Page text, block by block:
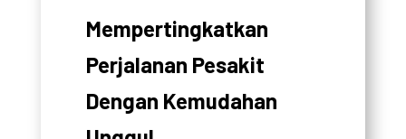
Mempertingkatkan
Perjalanan Pesakit
Dengan Kemudahan